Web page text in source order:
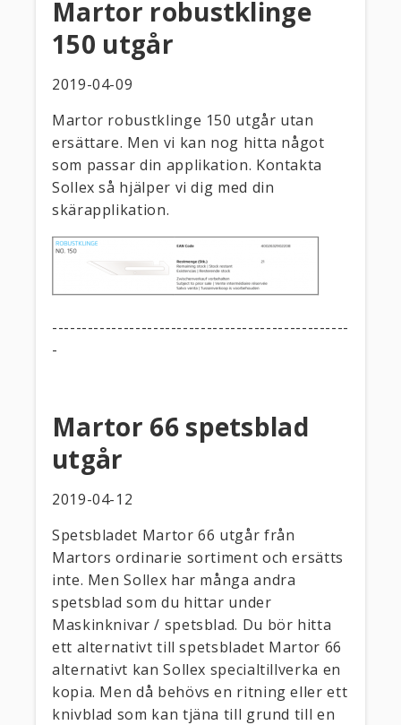
Martor robustklinge
150 utgår
2019-04-09
Martor robustklinge 150 utgår utan
ersättare. Men vi kan nog hitta något
som passar din applikation. Kontakta
Sollex så hjälper vi dig med din
skärapplikation.
--------------------------------------------------
-
Martor 66 spetsblad
utgår
2019-04-12
Spetsbladet Martor 66 utgår från
Martors ordinarie sortiment och ersätts
inte. Men Sollex har många andra
spetsblad som du hittar under
Maskinknivar / spetsblad. Du bör hitta
ett alternativt till spetsbladet Martor 66
alternativt kan Sollex specialtillverka en
kopia. Men då behövs en ritning eller ett
knivblad som kan tjäna till grund till en